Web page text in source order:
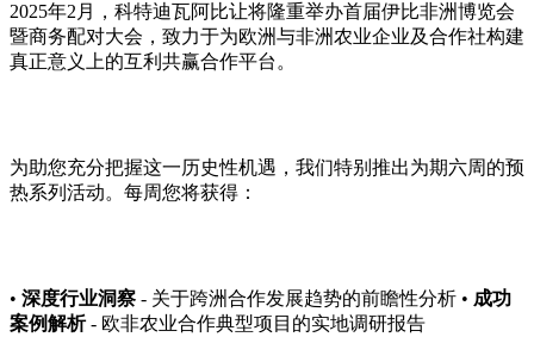
2025年2月，科特迪瓦阿比让将隆重举办首届伊比非洲博览会
暨商务配对大会，致力于为欧洲与非洲农业企业及合作社构建
真正意义上的互利共赢合作平台。
为助您充分把握这一历史性机遇，我们特别推出为期六周的预
热系列活动。每周您将获得：
• 深度行业洞察 - 关于跨洲合作发展趋势的前瞻性分析 • 成功
案例解析- 欧非农业合作典型项目的实地调研报告